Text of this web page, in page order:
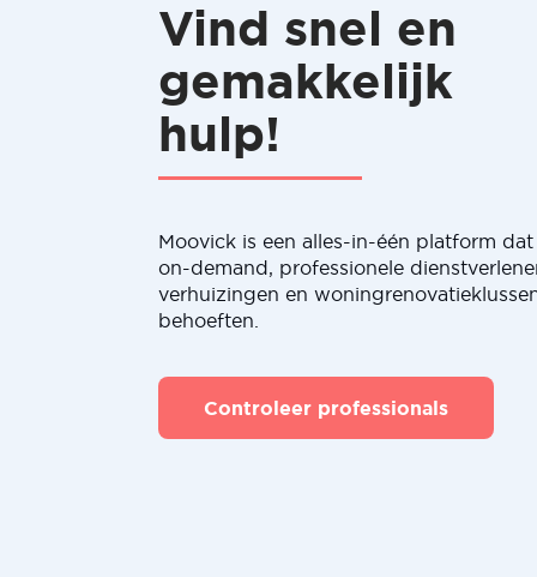
Vind snel en
gemakkelijk
hulp!
Moovick is een alles-in-één platform
on-demand, professionele
verhuizingen en
behoeften.
Controleer professionals